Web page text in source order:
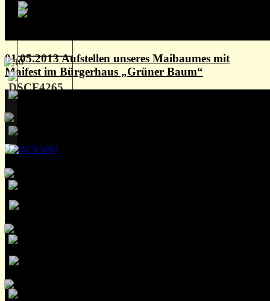
01.05.2013 Aufstellen unseres Maibaumes mit
Maifest im Bürgerhaus „Grüner Baum“